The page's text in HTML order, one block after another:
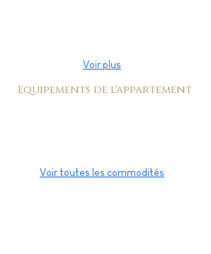
Voir plus
Equipements de l'appartement
Voir toutes les commodités